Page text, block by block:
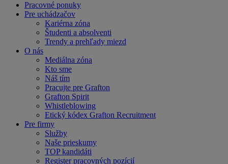
Pracovné ponuky
Pre uchádzačov
Kariérna zóna
Študenti a absolventi
Trendy a prehľady miezd
O nás
Mediálna zóna
Kto sme
Náš tím
Pracujte pre Grafton
Grafton Spirit
Whistleblowing
Etický kódex Grafton Recruitment
Pre firmy
Služby
Naše prieskumy
TOP kandidáti
Register pracovných pozícií